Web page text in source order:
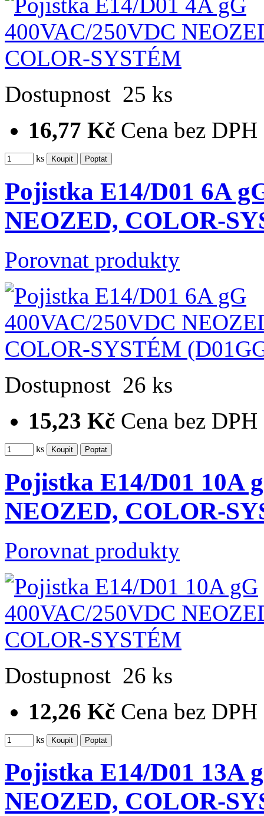
Dostupnost 25 ks
16,77 Kč Cena bez DPH
ks
Pojistka E14/D01 6A
NEOZED, COLOR-
Porovnat produkty
Dostupnost 26 ks
15,23 Kč Cena bez DPH
ks
Pojistka E14/D01 10A
NEOZED, COLOR-
Porovnat produkty
Dostupnost 26 ks
12,26 Kč Cena bez DPH
ks
Pojistka E14/D01 13A
NEOZED, COLOR-